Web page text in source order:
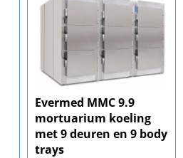
Evermed MMC 9.9
mortuarium koeling
met 9 deuren en 9 body
trays